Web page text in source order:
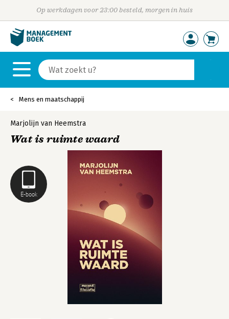
Op werkdagen voor 23:00 besteld, morgen in huis
Mens en maatschappij
E-book
Marjolijn van Heemstra
Wat is ruimte waard